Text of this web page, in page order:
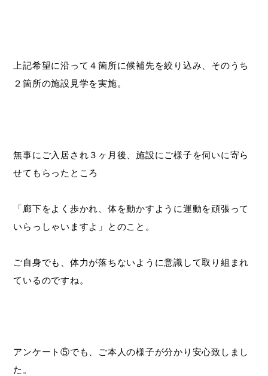
上記希望に沿って４箇所に候補先を絞り込み、そのうち
２箇所の施設見学を実施。
無事にご入居され３ヶ月後、施設にご様子を伺いに寄ら
せてもらったところ
「廊下をよく歩かれ、体を動かすように運動を頑張って
いらっしゃいますよ」とのこと。
ご自身でも、体力が落ちないように意識して取り組まれ
ているのですね。
アンケート⑤でも、ご本人の様子が分かり安心致しまし
た。